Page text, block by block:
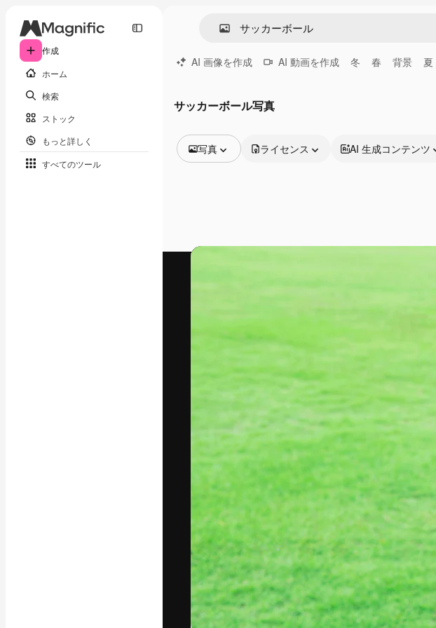
作成
ホーム
検索
ストック
もっと詳しく
すべてのツール
AI 画像を作成 AI 動画を作成 冬 春 背景 夏
サッカーボール写真
写真
動画
ライセンス AI 生成コンテンツ
最高のクリエイティブ制作を導くためのプラ
ットフォーム。クリエイター、企業、代理
店、スタジオを含む100万人以上が利用して
います。
日本語
Copyright © 2010-2026 Freepik Company S.L.U.